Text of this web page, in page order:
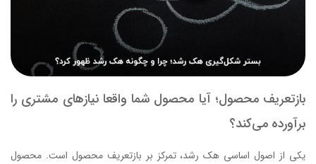
بازتعریف محصول؛ آیا محصول شما واقعا نیازهای مشتری را
برآورده می‌کند؟
یکی از اصول اساسی هک رشد، تمرکز بر بازتعریف محصول است. محصول